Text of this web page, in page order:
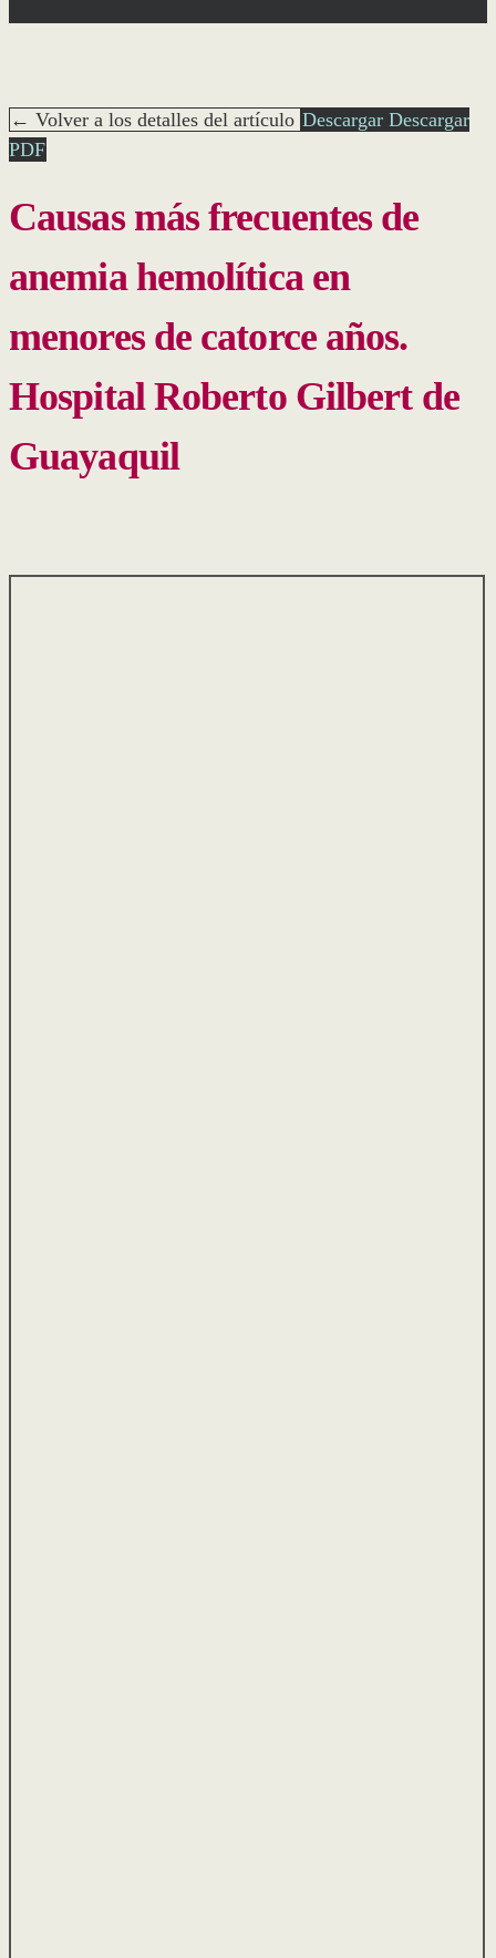
← Volver a los detalles del artículo Descargar Descargar
PDF
Causas más frecuentes de
anemia hemolítica en
menores de catorce años.
Hospital Roberto Gilbert de
Guayaquil